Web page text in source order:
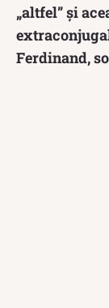
„altfel” și
Ferdinand,